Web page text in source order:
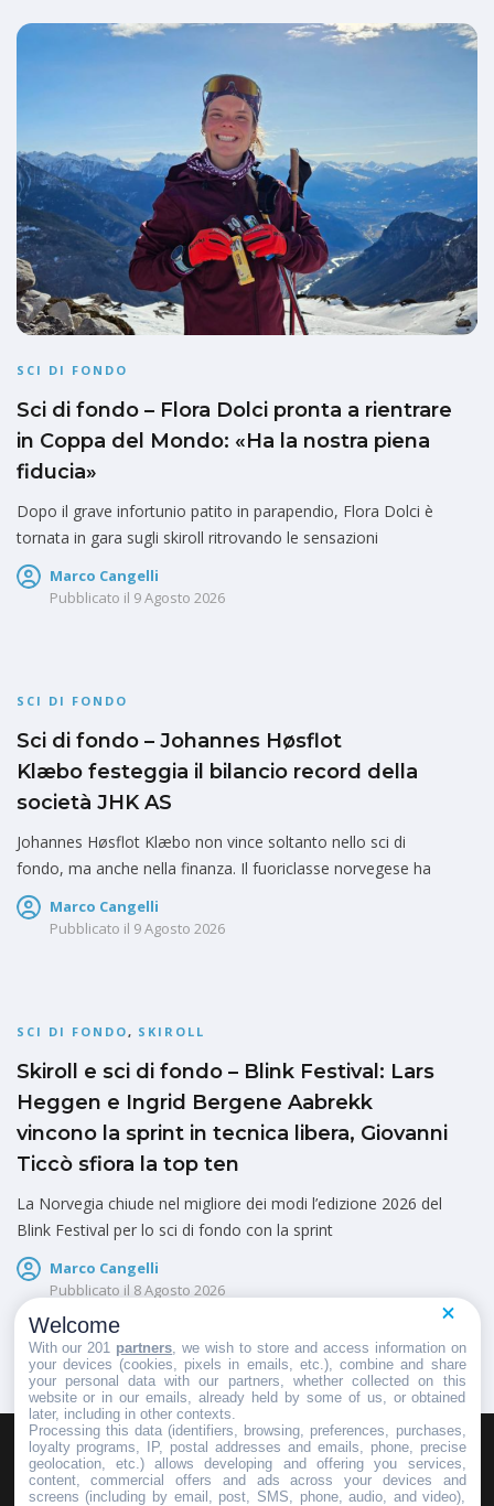
SCI DI FONDO
Sci di fondo – Flora Dolci pronta a rientrare
in Coppa del Mondo: «Ha la nostra piena
fiducia»
Dopo il grave infortunio patito in parapendio, Flora Dolci è
tornata in gara sugli skiroll ritrovando le sensazioni
Marco Cangelli
Pubblicato il 9 Agosto 2026
SCI DI FONDO
Sci di fondo – Johannes Høsflot
Klæbo festeggia il bilancio record della
società JHK AS
Johannes Høsflot Klæbo non vince soltanto nello sci di
fondo, ma anche nella finanza. Il fuoriclasse norvegese ha
Marco Cangelli
Pubblicato il 9 Agosto 2026
SCI DI FONDO, SKIROLL
Skiroll e sci di fondo – Blink Festival: Lars
Heggen e Ingrid Bergene Aabrekk
vincono la sprint in tecnica libera, Giovanni
Ticcò sfiora la top ten
La Norvegia chiude nel migliore dei modi l’edizione 2026 del
Blink Festival per lo sci di fondo con la sprint
Marco Cangelli
Pubblicato il 8 Agosto 2026
HOMEPAGEREDAZIONEINVIA UN COMUNICATO STAMPA
Welcome
With our 201 partners , we wish to store and access information on
your devices (cookies, pixels in emails, etc.), combine and share
your personal data with our partners, whether collected on this
website or in our emails, already held by some of us, or obtained
later, including in other contexts.
Processing this data (identifiers, browsing, preferences, purchases,
loyalty programs, IP, postal addresses and emails, phone, precise
geolocation, etc.) allows developing and offering you services,
content, commercial offers and ads across your devices and
screens (including by email, post, SMS, phone, audio, and video),